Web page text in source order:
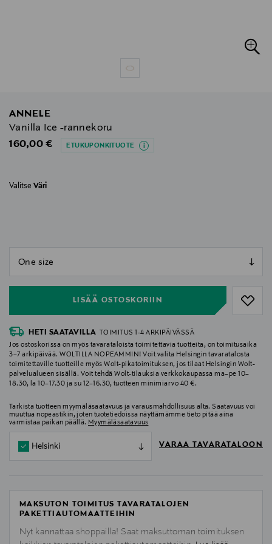
ANNELE
Vanilla Ice -rannekoru
Original Price
160,00 € ETUKUPONKITUOTE
Valitse Väri
LISÄÄ OSTOSKORIIN
HETI SAATAVILLA
TOIMITUS 1-4 ARKIPÄIVÄSSÄ
Jos ostoskorissa on myös tavarataloista toimitettavia tuotteita, on toimitusaika
3–7 arkipäivää. WOLTILLA NOPEAMMIN! Voit valita Helsingin tavaratalosta
toimitettaville tuotteille myös Wolt-pikatoimituksen, jos tilaat Helsingin Wolt-
palvelualueen sisällä. Voit tehdä Wolt-tilauksia verkkokaupassa ma–pe 10–
18.30, la 10–17.30 ja su 12–16.30, tuotteen minimiarvo 40 €.
Tarkista tuotteen myymäläsaatavuus ja varausmahdollisuus alta. Saatavuus voi
muuttua nopeastikin, joten tuotetiedoissa näyttämämme tieto pitää aina
varmistaa paikan päällä. Myymäläsaatavuus
Helsinki VARAA TAVARATALOON
MAKSUTON TOIMITUS TAVARATALOJEN
PAKETTIAUTOMAATTEIHIN
Nyt kannattaa shoppailla! Saat maksuttoman toimituksen